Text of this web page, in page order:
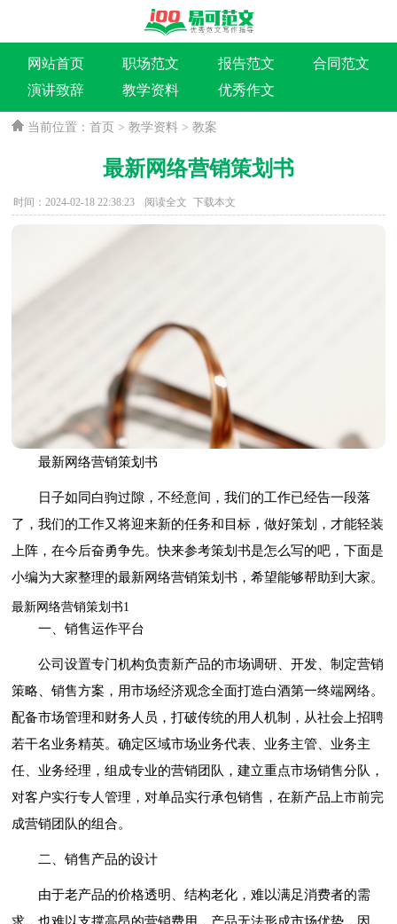
网站首页 职场范文 报告范文
合同范文
演讲致辞
教学资料 优秀作文
当前位置：首页 >教学资料 >教案
最新网络营销策划书
时间：2024-02-18 22:38:23 阅读全文 下载本文
最新网络营销策划书
日子如同白驹过隙，不经意间，我们的工作已经告一段落
了，我们的工作又将迎来新的任务和目标，做好策划，才能轻装
上阵，在今后奋勇争先。快来参考策划书是怎么写的吧，下面是
小编为大家整理的最新网络营销策划书，希望能够帮助到大家。
最新网络营销策划书1
一、销售运作平台
公司设置专门机构负责新产品的市场调研、开发、制定营销
策略、销售方案，用市场经济观念全面打造白酒第一终端网络。
配备市场管理和财务人员，打破传统的用人机制，从社会上招聘
若干名业务精英。确定区域市场业务代表、业务主管、业务主
任、业务经理，组成专业的营销团队，建立重点市场销售分队，
对客户实行专人管理，对单品实行承包销售，在新产品上市前完
成营销团队的组合。
二、销售产品的设计
由于老产品的价格透明、结构老化，难以满足消费者的需